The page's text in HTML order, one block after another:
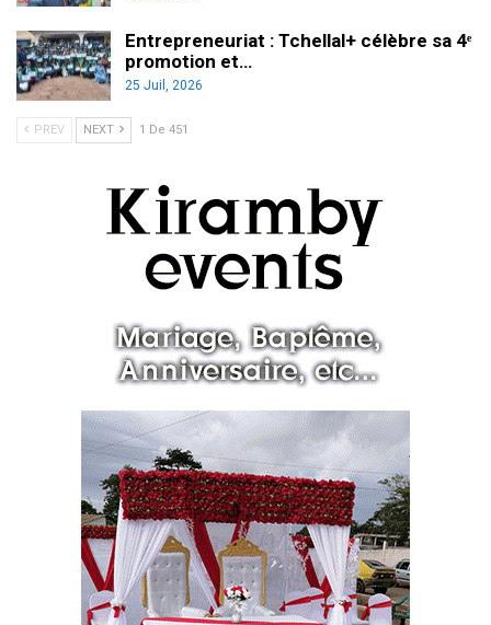
Entrepreneuriat : Tchellal+ célèbre sa 4ᵉ
promotion et…
25 Juil, 2026
PREV NEXT 1 De 451